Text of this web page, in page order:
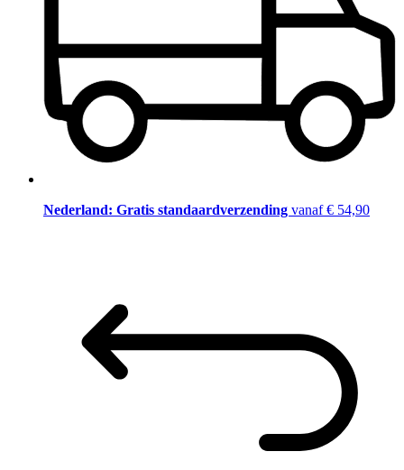
Nederland: Gratis standaardverzending vanaf € 54,90